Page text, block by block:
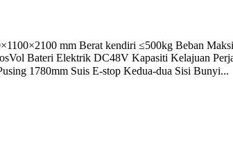
mm Berat kendiri ≤500kg Beban
Bateri Elektrik DC48V Kapasiti Kelajuan
1780mm Suis E-stop Kedua-dua Sisi Bunyi...